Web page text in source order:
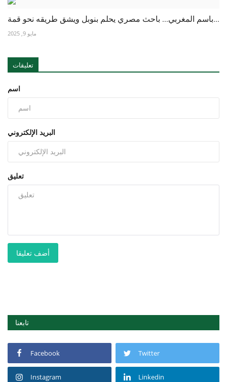
باسم المغربي... باحث مصري يحلم بنوبل ويشق طريقه نحو قمة...
مايو 9, 2025
تعليقات
اسم
البريد الإلكتروني
تعليق
أضف تعليقا
تابعنا
Facebook Twitter
Instagram Linkedin